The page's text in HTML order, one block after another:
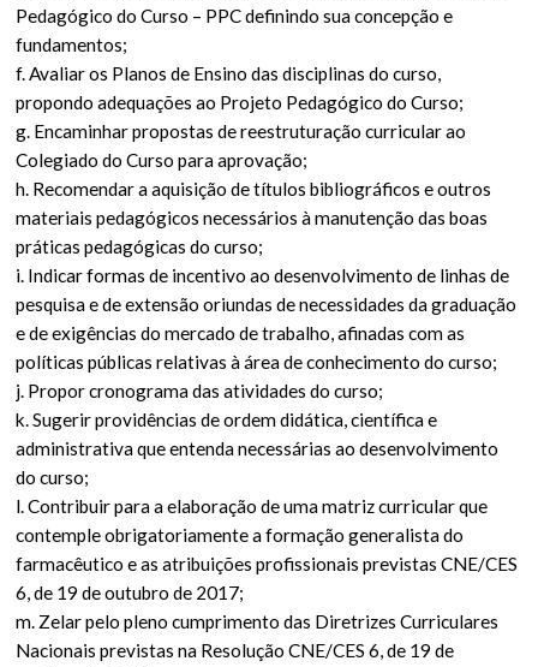
Pedagógico do Curso – PPC definindo sua concepção e
fundamentos;
f. Avaliar os Planos de Ensino das disciplinas do curso,
propondo adequações ao Projeto Pedagógico do Curso;
g. Encaminhar propostas de reestruturação curricular ao
Colegiado do Curso para aprovação;
h. Recomendar a aquisição de títulos bibliográficos e outros
materiais pedagógicos necessários à manutenção das boas
práticas pedagógicas do curso;
i. Indicar formas de incentivo ao desenvolvimento de linhas de
pesquisa e de extensão oriundas de necessidades da graduação
e de exigências do mercado de trabalho, afinadas com as
políticas públicas relativas à área de conhecimento do curso;
j. Propor cronograma das atividades do curso;
k. Sugerir providências de ordem didática, científica e
administrativa que entenda necessárias ao desenvolvimento
do curso;
l. Contribuir para a elaboração de uma matriz curricular que
contemple obrigatoriamente a formação generalista do
farmacêutico e as atribuições profissionais previstas CNE/CES
6, de 19 de outubro de 2017;
m. Zelar pelo pleno cumprimento das Diretrizes Curriculares
Nacionais previstas na Resolução CNE/CES 6, de 19 de